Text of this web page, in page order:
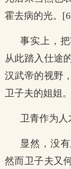
霍去病的光。
事实上，
从此踏入仕途
汉武帝的视野
卫子夫的姐姐。
卫青作为人
显然，没
然而卫子夫又